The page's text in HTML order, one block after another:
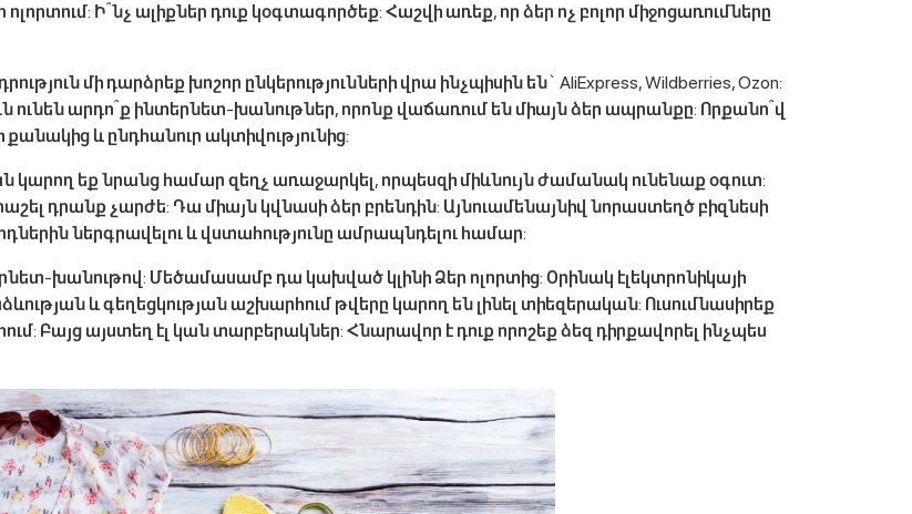
Ի՞նչ ալիքներ դուք կօգտագործեք: Հաշվի առեք, որ ձեր ոչ բոլոր միջոցառումները
մի դարձրեք խոշոր ընկերությունների վրա ինչպիսին են` AliExpress, Wildberries, Ozon:
ունեն արդո՞ք ինտերնետ-խանութներ, որոնք վաճառում են միայն ձեր ապրանքը: Որքանո՞վ
և ընդհանուր ակտիվությունից:
կարող եք նրանց համար զեղչ առաջարկել, որպեսզի միևնույն ժամանակ ունենաք օգուտ:
դրանք չարժե: Դա միայն կվնասի ձեր բրենդին: Այնուամենայնիվ նորաստեղծ բիզնեսի
ներգրավելու և վստահությունը ամրապնդելու համար:
խանութով: Մեծամասամբ դա կախված կլինի Ձեր ոլորտից: Օրինակ էլեկտրոնիկայի
և գեղեցկության աշխարհում թվերը կարող են լինել տիեզերական: Ուսումնասիրեք
Բայց այստեղ էլ կան տարբերակներ: Հնարավոր է դուք որոշեք ձեզ դիրքավորել ինչպես